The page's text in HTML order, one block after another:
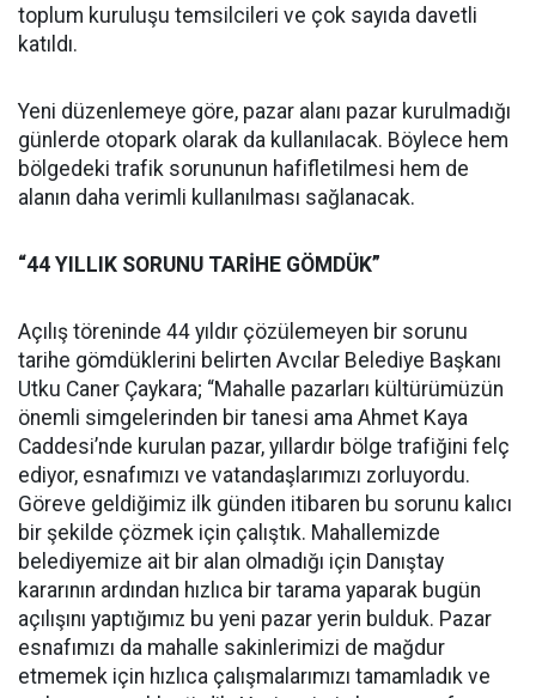
toplum kuruluşu temsilcileri ve çok sayıda davetli
katıldı.
Yeni düzenlemeye göre, pazar alanı pazar kurulmadığı
günlerde otopark olarak da kullanılacak. Böylece hem
bölgedeki trafik sorununun hafifletilmesi hem de
alanın daha verimli kullanılması sağlanacak.
“44 YILLIK SORUNU TARİHE GÖMDÜK”
Açılış töreninde 44 yıldır çözülemeyen bir sorunu
tarihe gömdüklerini belirten Avcılar Belediye Başkanı
Utku Caner Çaykara; “Mahalle pazarları kültürümüzün
önemli simgelerinden bir tanesi ama Ahmet Kaya
Caddesi’nde kurulan pazar, yıllardır bölge trafiğini felç
ediyor, esnafımızı ve vatandaşlarımızı zorluyordu.
Göreve geldiğimiz ilk günden itibaren bu sorunu kalıcı
bir şekilde çözmek için çalıştık. Mahallemizde
belediyemize ait bir alan olmadığı için Danıştay
kararının ardından hızlıca bir tarama yaparak bugün
açılışını yaptığımız bu yeni pazar yerin bulduk. Pazar
esnafımızı da mahalle sakinlerimizi de mağdur
etmemek için hızlıca çalışmalarımızı tamamladık ve